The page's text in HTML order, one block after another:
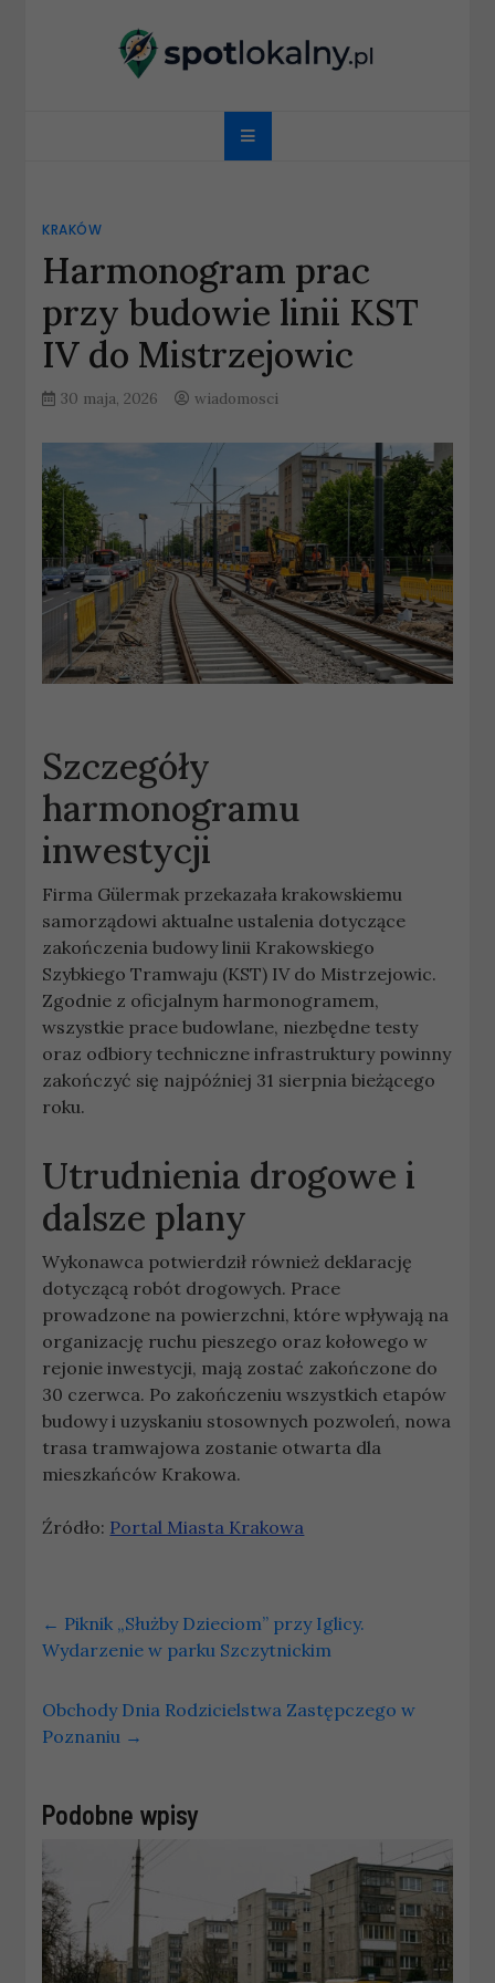
spotlokalny.pl
KRAKÓW
Harmonogram prac
przy budowie linii KST
IV do Mistrzejowic
30 maja, 2026 wiadomosci
Szczegóły
harmonogramu
inwestycji
Firma Gülermak przekazała krakowskiemu
samorządowi aktualne ustalenia dotyczące
zakończenia budowy linii Krakowskiego
Szybkiego Tramwaju (KST) IV do Mistrzejowic.
Zgodnie z oficjalnym harmonogramem,
wszystkie prace budowlane, niezbędne testy
oraz odbiory techniczne infrastruktury powinny
zakończyć się najpóźniej 31 sierpnia bieżącego
roku.
Utrudnienia drogowe i
dalsze plany
Wykonawca potwierdził również deklarację
dotyczącą robót drogowych. Prace
prowadzone na powierzchni, które wpływają na
organizację ruchu pieszego oraz kołowego w
rejonie inwestycji, mają zostać zakończone do
30 czerwca. Po zakończeniu wszystkich etapów
budowy i uzyskaniu stosownych pozwoleń, nowa
trasa tramwajowa zostanie otwarta dla
mieszkańców Krakowa.
Źródło: Portal Miasta Krakowa
← Piknik „Służby Dzieciom” przy Iglicy.
Wydarzenie w parku Szczytnickim
Obchody Dnia Rodzicielstwa Zastępczego w
Poznaniu →
Podobne wpisy